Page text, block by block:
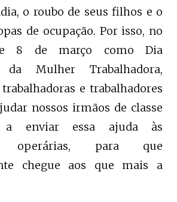
o roubo de seus filhos e o
de ocupação. Por isso, no
8 de março como Dia
da Mulher Trabalhadora,
e trabalhadores
nossos irmãos de classe
enviar essa ajuda às
operárias, para que
chegue aos que mais a